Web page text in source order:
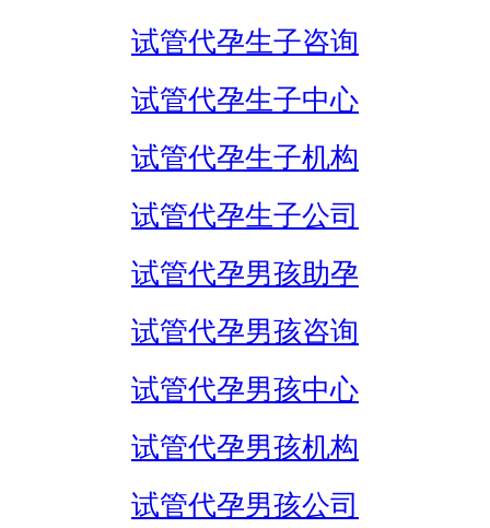
试管代孕生子咨询
试管代孕生子中心
试管代孕生子机构
试管代孕生子公司
试管代孕男孩助孕
试管代孕男孩咨询
试管代孕男孩中心
试管代孕男孩机构
试管代孕男孩公司